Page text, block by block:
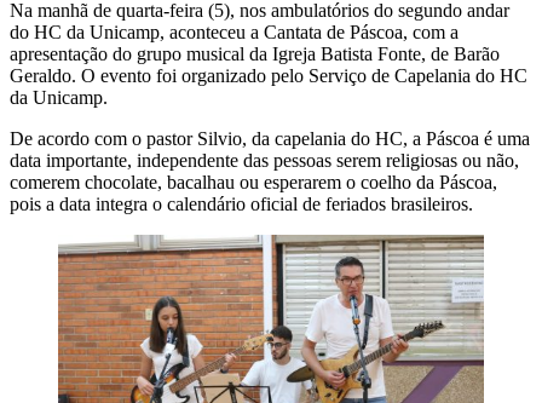
Na manhã de quarta-feira (5), nos ambulatórios do segundo andar
do HC da Unicamp, aconteceu a Cantata de Páscoa, com a
apresentação do grupo musical da Igreja Batista Fonte, de Barão
Geraldo. O evento foi organizado pelo Serviço de Capelania do HC
da Unicamp.
De acordo com o pastor Silvio, da capelania do HC, a Páscoa é uma
data importante, independente das pessoas serem religiosas ou não,
comerem chocolate, bacalhau ou esperarem o coelho da Páscoa,
pois a data integra o calendário oficial de feriados brasileiros.